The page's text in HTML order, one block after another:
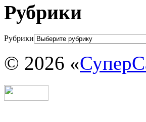
Рубрики
Рубрики
© 2026 «